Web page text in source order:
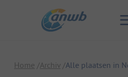
Home Archiv Alle plaatsen in